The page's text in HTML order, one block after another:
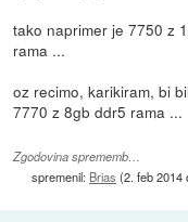
tako naprimer je 7750 z
rama ...
oz recimo, karikiram, bi
7770 z 8gb ddr5 rama ...
Zgodovina sprememb…
spremenil: Brias (2. feb 2014